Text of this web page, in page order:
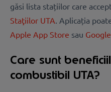
găsi lista stațiilor care
Staţiilor UTA . Aplicația
Apple App Store sau
Care sunt
combustibil UTA?